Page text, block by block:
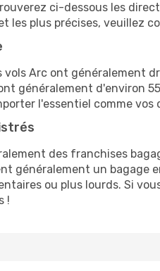
ci-dessous les
les plus précises, veuillez
vols Arc ont généralement
généralement d'environ
l'essentiel comme
des franchises
généralement un bagage
ou plus lourds. Si
!